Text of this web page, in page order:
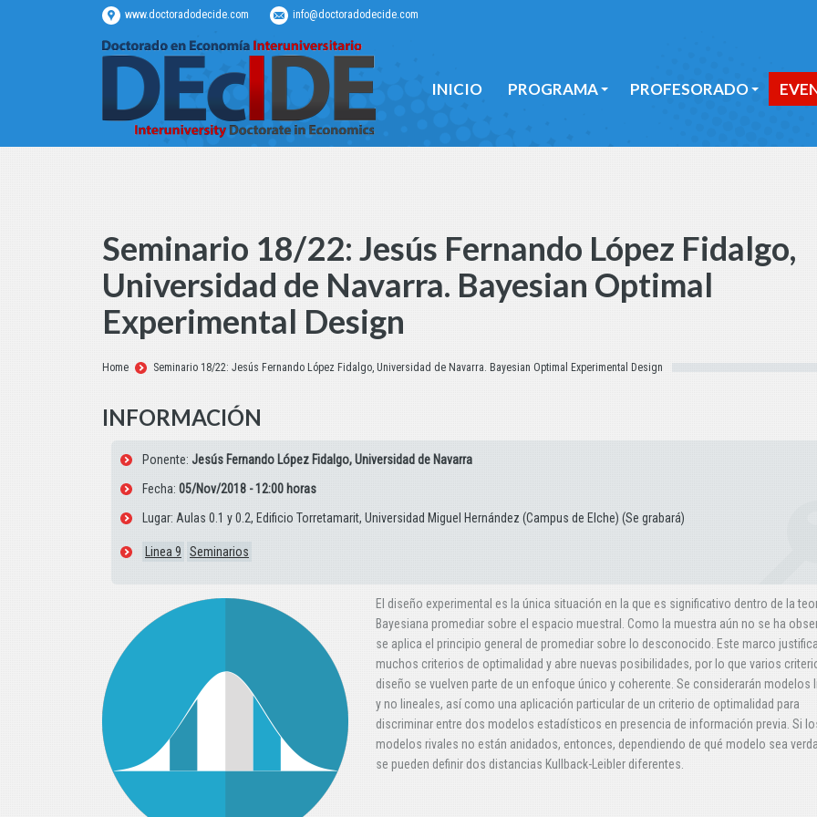
www.doctoradodecide.com info@doctoradodecide.com
INICIO PROGRAMA PROFESORADO
Seminario 18/22: Jesús Fernando López Fidalgo,
Universidad de Navarra. Bayesian Optimal
Experimental Design
Estás aquí:
Home Seminario 18/22: Jesús Fernando López Fidalgo, Universidad de Navarra. Bayesian Optimal Experimental Design
INFORMACIÓN
Ponente: Jesús Fernando López Fidalgo, Universidad de Navarra
Fecha: 05/Nov/2018 - 12:00 horas
Lugar: Aulas 0.1 y 0.2, Edificio Torretamarit, Universidad Miguel Hernández (Campus de Elche) (Se grabará)
Linea 9 Seminarios
El diseño experimental es la única situación en la que es significativo dentro de la
Bayesiana promediar sobre el espacio muestral. Como la muestra aún no se ha
se aplica el principio general de promediar sobre lo desconocido. Este marco
muchos criterios de optimalidad y abre nuevas posibilidades, por lo que varios
diseño se vuelven parte de un enfoque único y coherente. Se considerarán modelos
y no lineales, así como una aplicación particular de un criterio de optimalidad para
discriminar entre dos modelos estadísticos en presencia de información previa. Si
modelos rivales no están anidados, entonces, dependiendo de qué modelo sea
se pueden definir dos distancias Kullback-Leibler diferentes.